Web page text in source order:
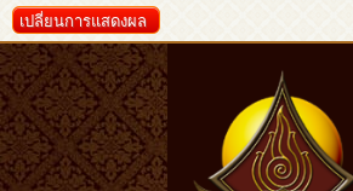
เปลี่ยนการแสดงผล